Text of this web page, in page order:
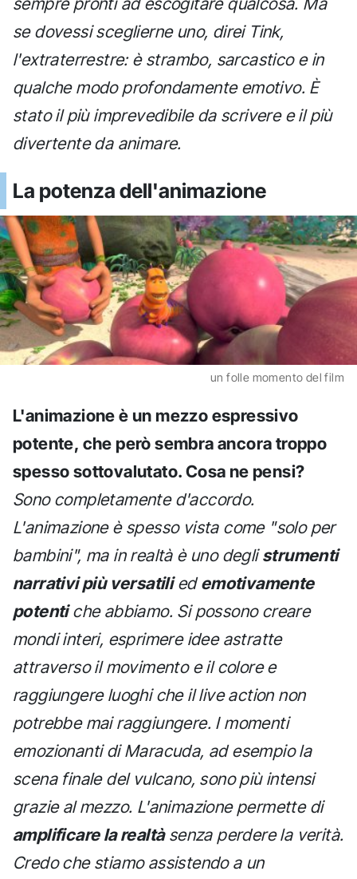
se dovessi sceglierne uno, direi Tink,
l'extraterrestre: è strambo, sarcastico e in
qualche modo profondamente emotivo. È
stato il più imprevedibile da scrivere e il più
divertente da animare.
La potenza dell'animazione
un folle momento del film
L'animazione è un mezzo espressivo
potente, che però sembra ancora troppo
spesso sottovalutato. Cosa ne pensi?
Sono completamente d'accordo.
L'animazione è spesso vista come "solo per
bambini", ma in realtà è uno deglistrumenti
narrativi più versatiliedemotivamente
potentiche abbiamo. Si possono creare
mondi interi, esprimere idee astratte
attraverso il movimento e il colore e
raggiungere luoghi che il live action non
potrebbe mai raggiungere. I momenti
emozionanti di Maracuda, ad esempio la
scena finale del vulcano, sono più intensi
grazie al mezzo. L'animazione permette di
amplificare la realtàsenza perdere la verità.
Credo che stiamo assistendo a un